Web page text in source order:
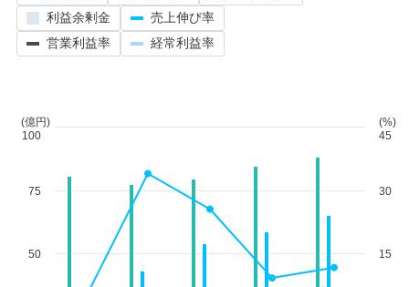
50
75
(億円)
100
15
30
(%)
45
利益余剰金
売上伸び率
営業利益率
経常利益率